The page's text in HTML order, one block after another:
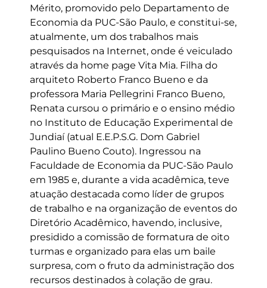
Mérito, promovido pelo Departamento de
Economia da PUC-São Paulo, e constitui-se,
atualmente, um dos trabalhos mais
pesquisados na Internet, onde é veiculado
através da home page Vita Mia. Filha do
arquiteto Roberto Franco Bueno e da
professora Maria Pellegrini Franco Bueno,
Renata cursou o primário e o ensino médio
no Instituto de Educação Experimental de
Jundiaí (atual E.E.P.S.G. Dom Gabriel
Paulino Bueno Couto). Ingressou na
Faculdade de Economia da PUC-São Paulo
em 1985 e, durante a vida acadêmica, teve
atuação destacada como líder de grupos
de trabalho e na organização de eventos do
Diretório Acadêmico, havendo, inclusive,
presidido a comissão de formatura de oito
turmas e organizado para elas um baile
surpresa, com o fruto da administração dos
recursos destinados à colação de grau.